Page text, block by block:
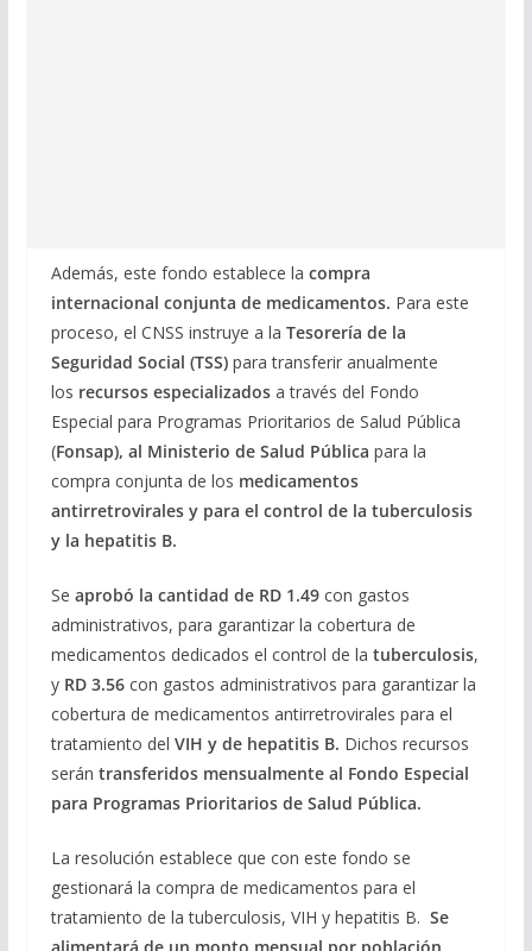
Además, este fondo establece la compra
internacional conjunta de medicamentos. Para este
proceso, el CNSS instruye a la Tesorería de la
Seguridad Social (TSS)para transferir anualmente
los recursos especializadosa través del Fondo
Especial para Programas Prioritarios de Salud Pública
(Fonsap), al Ministerio de Salud Pública para la
compra conjunta de los medicamentos
antirretrovirales y para el control de la tuberculosis
y la hepatitis B.
Se aprobó la cantidad de RD 1.49con gastos
administrativos, para garantizar la cobertura de
medicamentos dedicados el control de la tuberculosis,
y RD 3.56con gastos administrativos para garantizar la
cobertura de medicamentos antirretrovirales para el
tratamiento del VIH y de hepatitis B. Dichos recursos
serán transferidos mensualmente al Fondo Especial
para Programas Prioritarios de Salud Pública.
La resolución establece que con este fondo se
gestionará la compra de medicamentos para el
tratamiento de la tuberculosis, VIH y hepatitis B. Se
alimentará de un monto mensual por población